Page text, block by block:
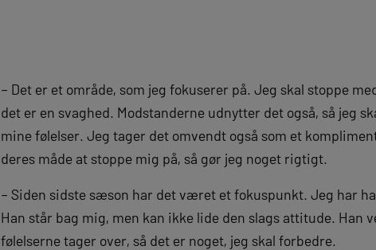
– Det er et område, som jeg fokuserer på. Jeg skal stoppe
det er en svaghed. Modstanderne udnytter det også, så jeg
mine følelser. Jeg tager det omvendt også som et
deres måde at stoppe mig på, så gør jeg noget rigtigt.
– Siden sidste sæson har det været et fokuspunkt. Jeg har
Han står bag mig, men kan ikke lide den slags attitude. Han
følelserne tager over, så det er noget, jeg skal forbedre.